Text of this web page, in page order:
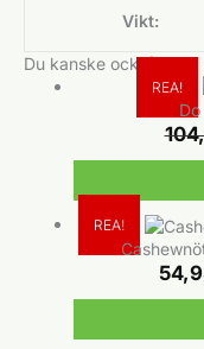
Vikt:
Du kanske också
REA!
REA!